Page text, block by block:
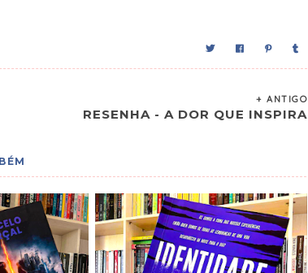
+ ANTIGO
RESENHA - A DOR QUE INSPIRA